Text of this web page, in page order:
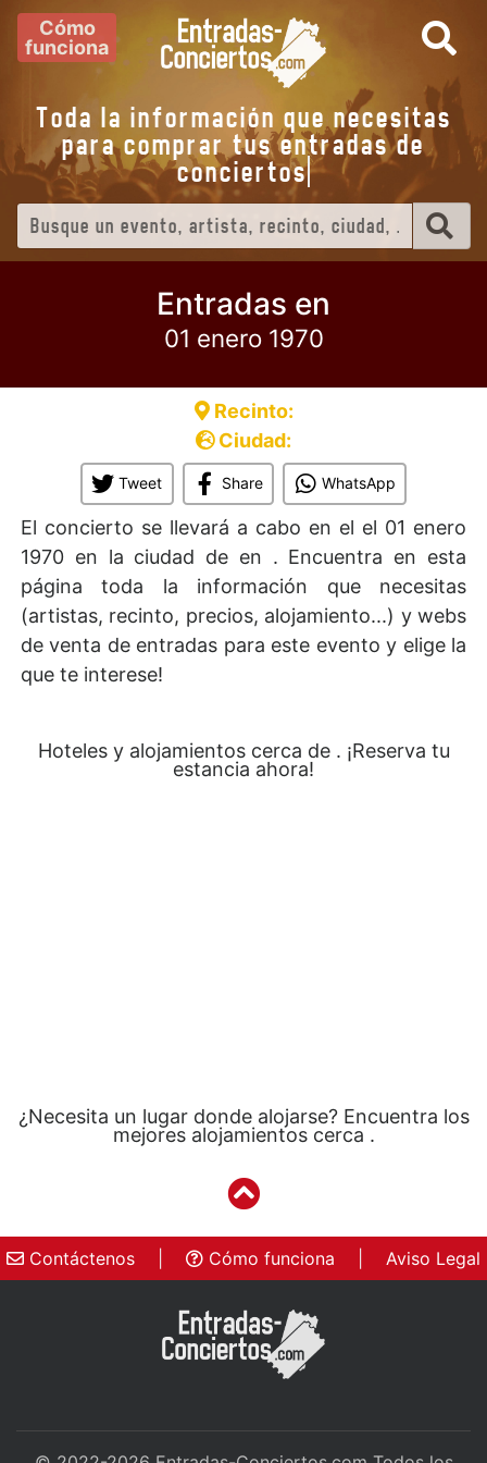
Cómo
funciona
Toda la información que necesitas
para comprar tus entradas de
concierto
Entradas en
01 enero 1970
Recinto:
Ciudad:
Tweet Share WhatsApp
El concierto se llevará a cabo en el el 01 enero
1970 en la ciudad de en . Encuentra en esta
página toda la información que necesitas
(artistas, recinto, precios, alojamiento...) y webs
de venta de entradas para este evento y elige la
que te interese!
Hoteles y alojamientos cerca de . ¡Reserva tu
estancia ahora!
¿Necesita un lugar donde alojarse? Encuentra los
mejores alojamientos cerca .
Contáctenos Cómo funciona Aviso Legal